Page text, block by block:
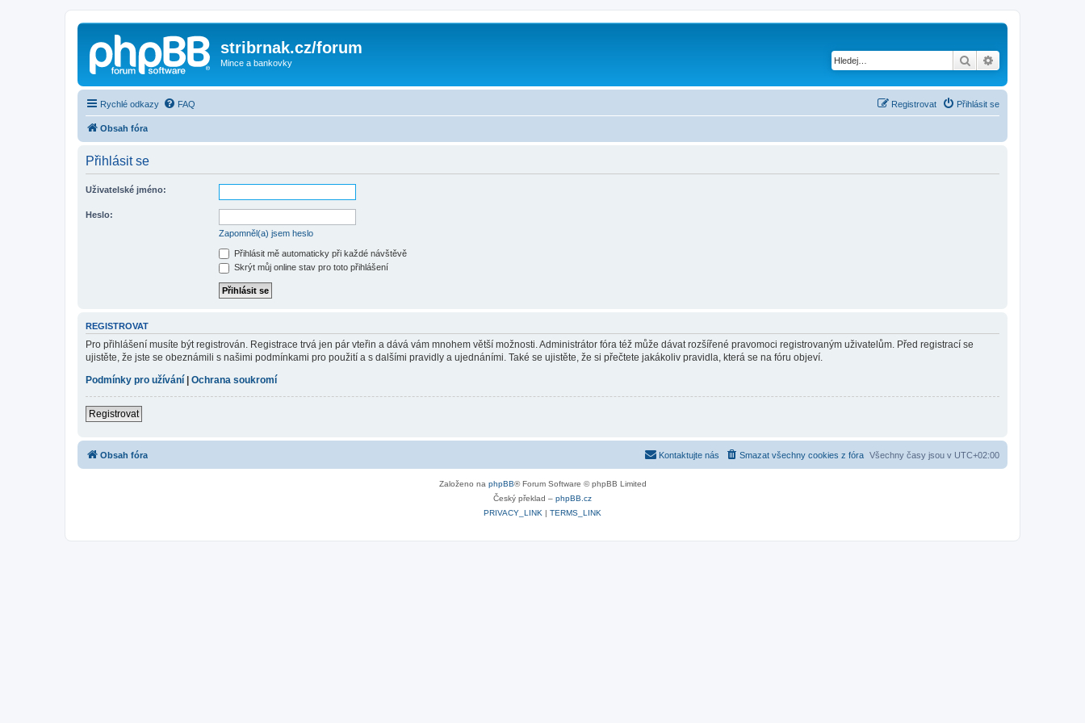
stribrnak.cz/forum
Mince a bankovky Hledat
Rychlé odkazy FAQ Přihlásit se
Registrovat
Obsah fóra
Přihlásit se
Uživatelské jméno:
Heslo:
Zapomněl(a) jsem heslo
Přihlásit mě automaticky při každé návštěvě
Skrýt můj online stav pro toto přihlášení
REGISTROVAT
Pro přihlášení musíte být registrován. Registrace trvá jen pár vteřin a dává vám mnohem větší možnosti. Administrátor fóra též může dávat rozšířené pravomoci registrovaným uživatelům. Před registrací se
ujistěte, že jste se obeznámili s našimi podmínkami pro použití a s dalšími pravidly a ujednáními. Také se ujistěte, že si přečtete jakákoliv pravidla, která se na fóru objeví.
Podmínky pro užívání
Ochrana soukromí
Registrovat
Obsah fóra Všechny časy jsou v UTC+02:00
Smazat všechny cookies z fóra
Kontaktujte nás
Založeno na phpBB® Forum Software © phpBB Limited
Český překlad – phpBB.cz
PRIVACY_LINK | TERMS_LINK